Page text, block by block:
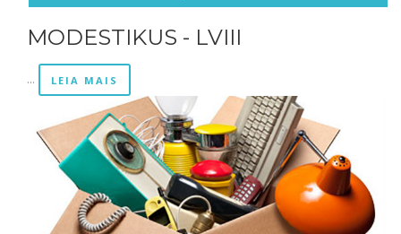
MODESTIKUS - LVIII
... LEIA MAIS